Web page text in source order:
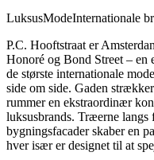
LuksusModeInternationale
P.C. Hooftstraat er
Honoré og Bond Street – en
de største internationale
side om side. Gaden
rummer en ekstraordinær
luksusbrands. Træerne langs
bygningsfacader skaber en
hver især er designet til at